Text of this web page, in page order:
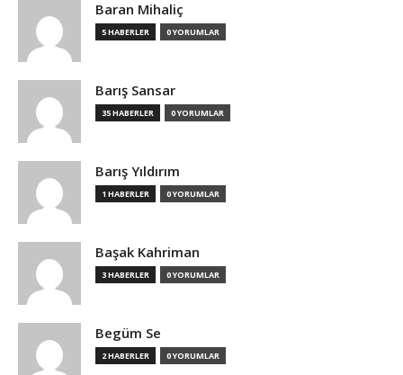
Baran Mihaliç
5 HABERLER 0 YORUMLAR
Barış Sansar
35 HABERLER 0 YORUMLAR
Barış Yıldırım
1 HABERLER 0 YORUMLAR
Başak Kahriman
3 HABERLER 0 YORUMLAR
Begüm Se
2 HABERLER 0 YORUMLAR